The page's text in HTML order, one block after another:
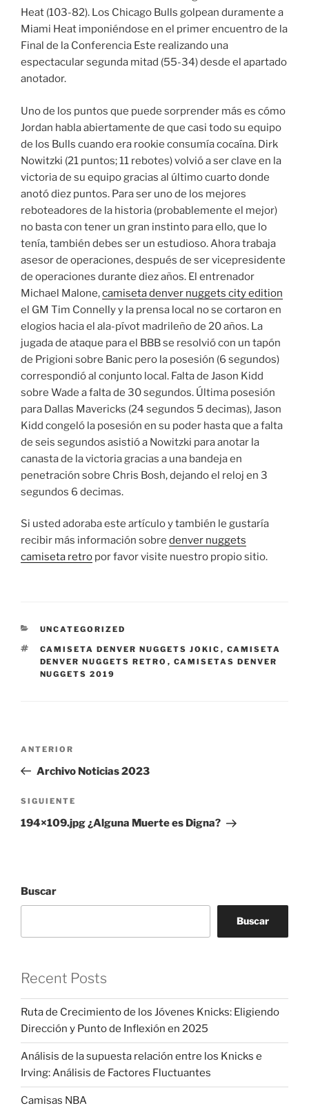
Heat (103-82). Los Chicago Bulls golpean duramente a
Miami Heat imponiéndose en el primer encuentro de la
Final de la Conferencia Este realizando una
espectacular segunda mitad (55-34) desde el apartado
anotador.
Uno de los puntos que puede sorprender más es cómo
Jordan habla abiertamente de que casi todo su equipo
de los Bulls cuando era rookie consumía cocaína. Dirk
Nowitzki (21 puntos; 11 rebotes) volvió a ser clave en la
victoria de su equipo gracias al último cuarto donde
anotó diez puntos. Para ser uno de los mejores
reboteadores de la historia (probablemente el mejor)
no basta con tener un gran instinto para ello, que lo
tenía, también debes ser un estudioso. Ahora trabaja
asesor de operaciones, después de ser vicepresidente
de operaciones durante diez años. El entrenador
Michael Malone,camiseta denver nuggets city edition
el GM Tim Connelly y la prensa local no se cortaron en
elogios hacia el ala-pívot madrileño de 20 años. La
jugada de ataque para el BBB se resolvió con un tapón
de Prigioni sobre Banic pero la posesión (6 segundos)
correspondió al conjunto local. Falta de Jason Kidd
sobre Wade a falta de 30 segundos. Última posesión
para Dallas Mavericks (24 segundos 5 decimas), Jason
Kidd congeló la posesión en su poder hasta que a falta
de seis segundos asistió a Nowitzki para anotar la
canasta de la victoria gracias a una bandeja en
penetración sobre Chris Bosh, dejando el reloj en 3
segundos 6 decimas.
Si usted adoraba este artículo y también le gustaría
recibir más información sobre denver nuggets
camiseta retro por favor visite nuestro propio sitio.
CATEGORÍAS
UNCATEGORIZED
ETIQUETAS
CAMISETA DENVER NUGGETS JOKIC , CAMISETA
DENVER NUGGETS RETRO , CAMISETAS DENVER
NUGGETS 2019
entradas
Entrada
anterior:
ANTERIOR
Archivo Noticias 2023
Siguiente
entrada
SIGUIENTE
194×109.jpg ¿Alguna Muerte es Digna?
Buscar
Buscar
Recent Posts
Ruta de Crecimiento de los Jóvenes Knicks: Eligiendo
Dirección y Punto de Inflexión en 2025
Análisis de la supuesta relación entre los Knicks e
Irving: Análisis de Factores Fluctuantes
Camisas NBA